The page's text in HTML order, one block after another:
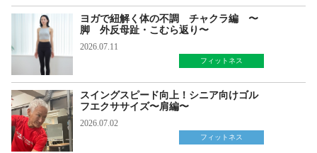
ヨガで紐解く体の不調 チャクラ編 〜
脚 外反母趾・こむら返り〜
2026.07.11
フィットネス
スイングスピード向上！シニア向けゴル
フエクササイズ〜肩編〜
2026.07.02
フィットネス